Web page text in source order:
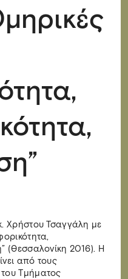
Χρήστου Τσαγγάλη με
(Θεσσαλονίκη 2016). Η
από τους
Τμήματος